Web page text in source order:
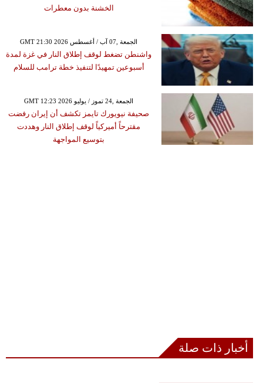
الخشنة بدون معطرات
GMT 21:30 2026 الجمعة ,07 آب / أغسطس
واشنطن تضغط لوقف إطلاق النار في غزة لمدة
أسبوعين تمهيدًا لتنفيذ خطة ترامب للسلام
GMT 12:23 2026 الجمعة ,24 تموز / يوليو
صحيفة نيويورك تايمز تكشف أن إيران رفضت
مقترحاً أميركياً لوقف إطلاق النار وهددت
بتوسيع المواجهة
أخبار ذات صلة